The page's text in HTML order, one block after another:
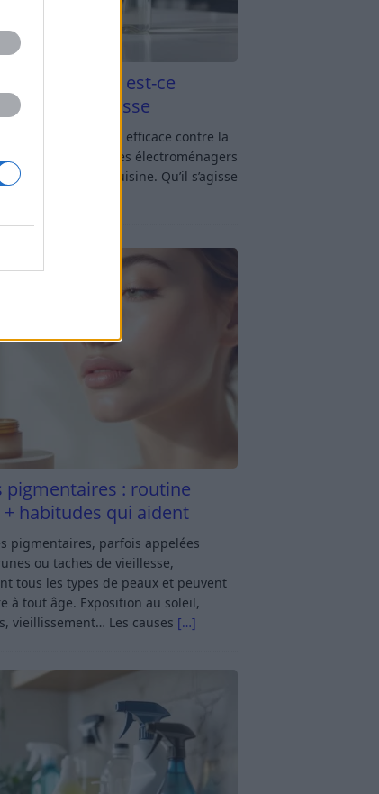
blanc et four est-ce
contre la graisse
blanc et four : est-ce efficace contre la
Le four fait partie des électroménagers
dans une cuisine. Qu’il s’agisse
pigmentaires : routine
habitudes qui aident
pigmentaires, parfois appelées
ou taches de vieillesse,
tous les types de peaux et peuvent
à tout âge. Exposition au soleil,
vieillissement… Les causes […]